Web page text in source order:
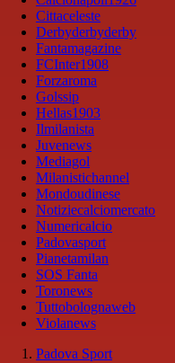
Cittaceleste
Derbyderbyderby
Fantamagazine
FCInter1908
Forzaroma
Golssip
Hellas1903
Ilmilanista
Juvenews
Mediagol
Milanistichannel
Mondoudinese
Notiziecalciomercato
Numericalcio
Padovasport
Pianetamilan
SOS Fanta
Toronews
Tuttobolognaweb
Violanews
Padova Sport